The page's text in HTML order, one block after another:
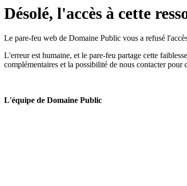
Désolé, l'accès à cette
Le pare-feu web de Domaine Public vous a refusé
L'erreur est humaine, et le pare-feu partage cette
complémentaires et la possibilité de nous contacter pour
L'équipe de Domaine Public